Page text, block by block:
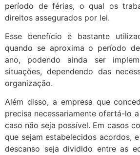
período de férias, o qual os
direitos assegurados por lei.
Esse benefício é bastante
quando se aproxima o período
ano, podendo ainda ser
situações, dependendo das
organização.
Além disso, a empresa que
precisa necessariamente ofertá-lo
caso não seja possível. Em casos
que sejam estabelecidos acordos,
descanso seja dividido entre as